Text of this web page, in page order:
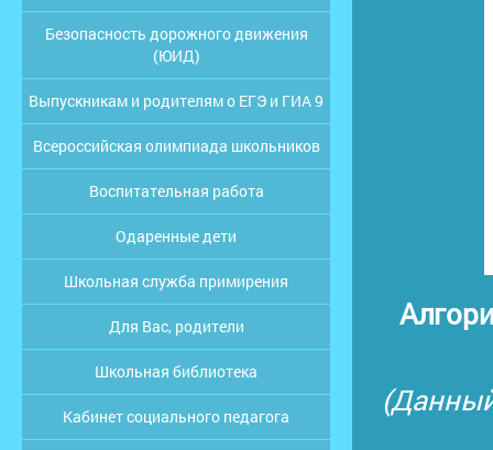
Безопасность дорожного движения
(ЮИД)
Выпускникам и родителям о ЕГЭ и ГИА 9
Всероссийская олимпиада школьников
Воспитательная работа
Одаренные дети
Школьная служба примирения
Для Вас, родители
Школьная библиотека
Кабинет социального педагога